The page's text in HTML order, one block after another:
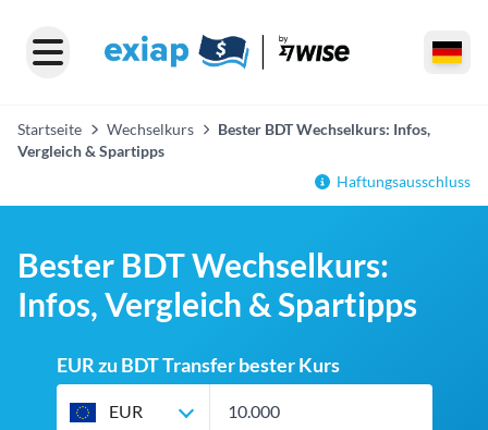
Startseite Wechselkurs
Bester BDT Wechselkurs: Infos,
Vergleich & Spartipps
Haftungsausschluss
Bester BDT Wechselkurs:
Infos, Vergleich & Spartipps
EUR zu BDT Transfer bester Kurs
EUR